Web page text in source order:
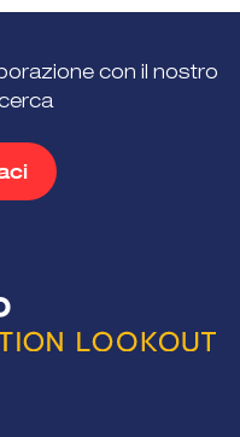
con il nostro